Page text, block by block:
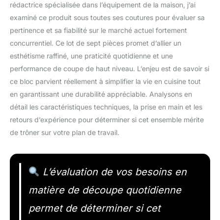
rédactrice spécialisée dans l’équipement de la maison, j’ai
examiné ce produit sous toutes ses coutures pour évaluer sa
pertinence et sa fiabilité sur le marché actuel fortement
concurrentiel. Ce lot de sept pièces promet d’allier un
esthétisme raffiné, une praticité quotidienne et une
performance de coupe de haut niveau. L’enjeu est de savoir si
ce bloc parvient réellement à simplifier la vie en cuisine tout
en garantissant une durabilité appréciable. Analysons en
détail les caractéristiques techniques, la prise en main et les
retours d’expérience pour déterminer si cet ensemble mérite
de trôner sur votre plan de travail.
L’évaluation de vos besoins en
matière de découpe quotidienne
permet de déterminer si cet